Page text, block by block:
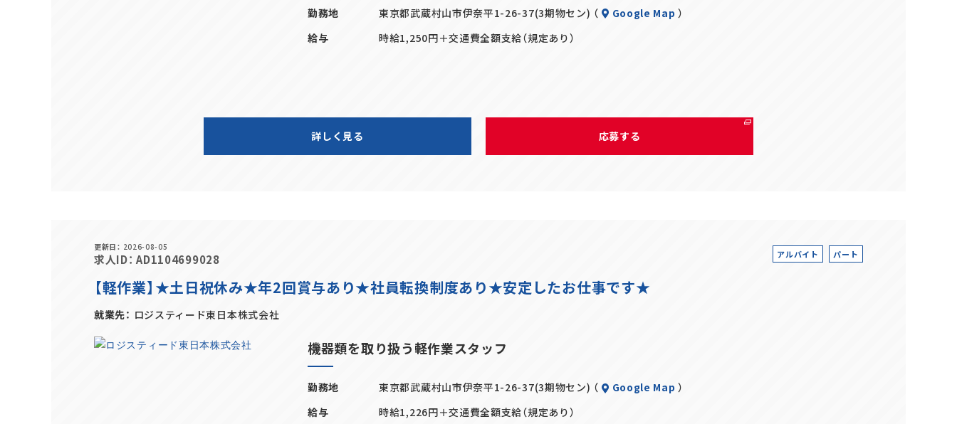
勤務地 東京都武蔵村山市伊奈平1-26-37(3期物セン) （ Google Map ）
給与
時給1,250円＋交通費全額支給（規定あり）
詳しく見る 応募する
更新日 2026-08-05
求人ID AD1104699028 アルバイト パート
【軽作業】★土日祝休み★年2回賞与あり★社員転換制度あり★安定したお仕事です★
就業先 ロジスティード東日本株式会社
機器類を取り扱う軽作業スタッフ
勤務地 東京都武蔵村山市伊奈平1-26-37(3期物セン) （ Google Map ）
給与
時給1,226円＋交通費全額支給（規定あり）